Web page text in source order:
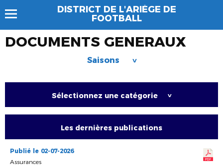
DISTRICT DE L'ARIÈGE DE
FOOTBALL
DOCUMENTS GENERAUX
Saisons >
Sélectionnez une catégorie >
Les dernières publications
Publié le 02-07-2026
Assurances